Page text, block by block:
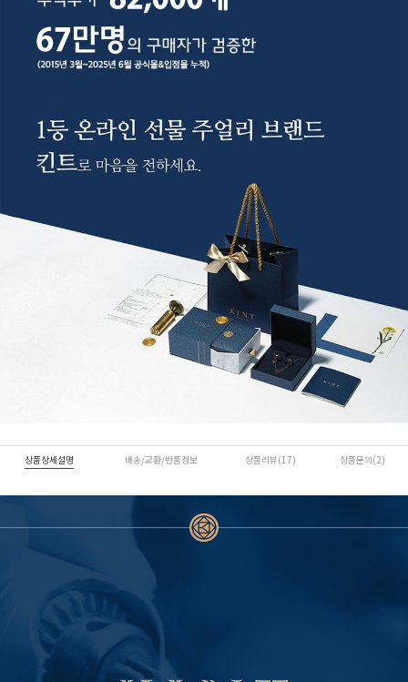
상품상세설명 배송/교환/반품정보 상품리뷰(17) 상품문의(2)